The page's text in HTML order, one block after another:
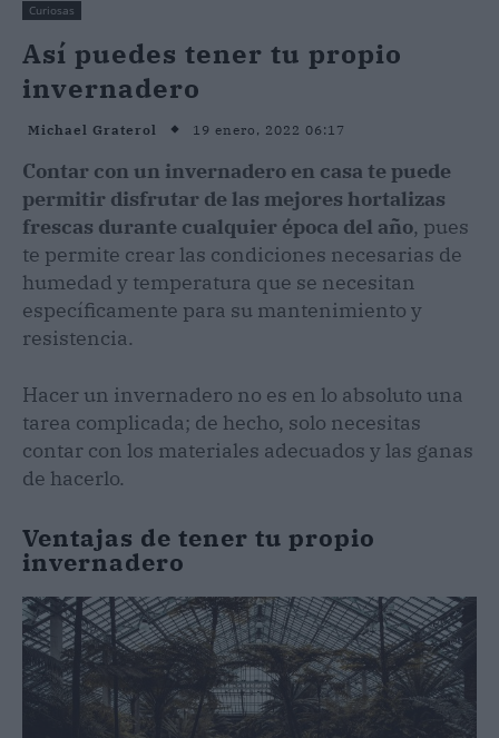
Curiosas
Así puedes tener tu propio
invernadero
Michael Graterol 19 enero, 2022 06:17
Contar con un invernadero en casa te puede
permitir disfrutar de las mejores hortalizas
frescas durante cualquier época del año, pues
te permite crear las condiciones necesarias de
humedad y temperatura que se necesitan
específicamente para su mantenimiento y
resistencia.
Hacer un invernadero no es en lo absoluto una
tarea complicada; de hecho, solo necesitas
contar con los materiales adecuados y las ganas
de hacerlo.
Ventajas de tener tu propio
invernadero